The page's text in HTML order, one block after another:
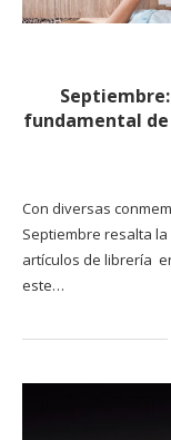
fundamental de
Con diversas
Septiembre resalta
artículos de librería
este…